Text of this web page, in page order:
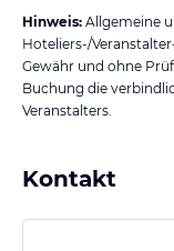
Hinweis: Allgemeine
Hoteliers-/
Gewähr und ohne
Buchung die
Veranstalters.
Kontakt